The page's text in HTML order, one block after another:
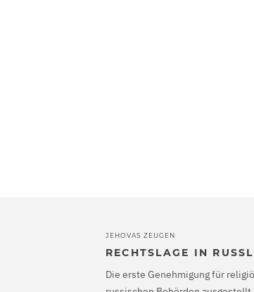
JEHOVAS ZEUGEN
RECHTSLAGE IN
Die erste Genehmigung für